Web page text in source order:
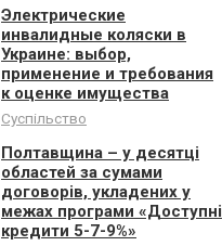
Электрические
инвалидные коляски в
Украине: выбор,
применение и требования
к оценке имущества
Суспільство
Полтавщина – у десятці
областей за сумами
договорів, укладених у
межах програми «Доступні
кредити 5-7-9%»